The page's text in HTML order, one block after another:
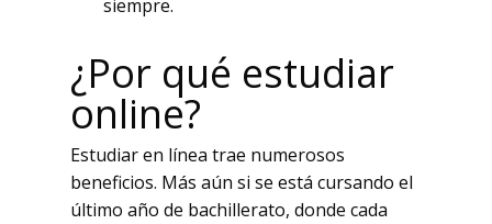
siempre.
¿Por qué estudiar
online?
Estudiar en línea trae numerosos
beneficios. Más aún si se está cursando el
último año de bachillerato, donde cada